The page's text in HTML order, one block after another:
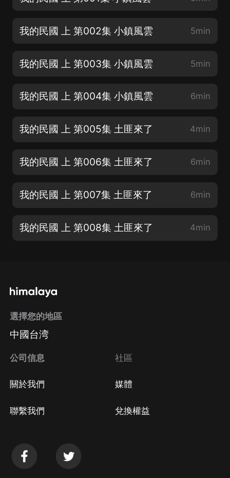
我的民國 上 第002集 小鎮風雲 5min
我的民國 上 第003集 小鎮風雲 5min
我的民國 上 第004集 小鎮風雲 6min
我的民國 上 第005集 土匪來了 4min
我的民國 上 第006集 土匪來了 6min
我的民國 上 第007集 土匪來了 6min
我的民國 上 第008集 土匪來了 4min
選擇您的地區
中國台湾
公司信息
關於我們
聯繫我們
社區
媒體
兌換權益